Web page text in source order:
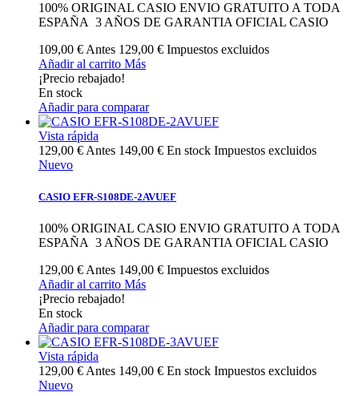
100% ORIGINAL CASIO ENVIO GRATUITO A TODA
ESPAÑA 3 AÑOS DE GARANTIA OFICIAL CASIO
109,00 € Antes 129,00 € Impuestos excluidos
Añadir al carrito Más
¡Precio rebajado!
En stock
Añadir para comparar
Vista rápida
129,00 € Antes 149,00 € En stock Impuestos excluidos
Nuevo
CASIO EFR-S108DE-2AVUEF
100% ORIGINAL CASIO ENVIO GRATUITO A TODA
ESPAÑA 3 AÑOS DE GARANTIA OFICIAL CASIO
129,00 € Antes 149,00 € Impuestos excluidos
Añadir al carrito Más
¡Precio rebajado!
En stock
Añadir para comparar
Vista rápida
129,00 € Antes 149,00 € En stock Impuestos excluidos
Nuevo